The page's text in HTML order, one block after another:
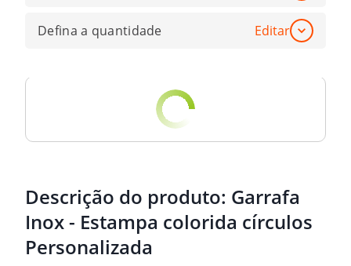
Defina a quantidade Editar
Descrição do produto: Garrafa
Inox - Estampa colorida círculos
Personalizada